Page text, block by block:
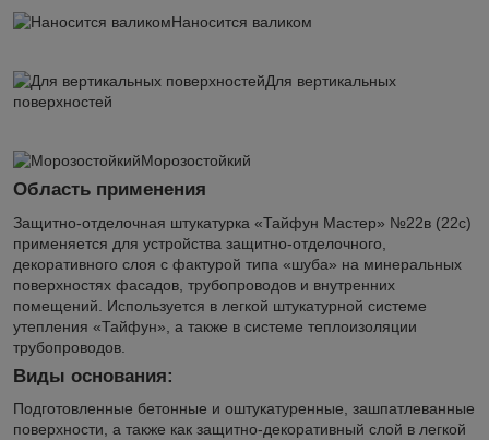
Наносится валиком
Для вертикальных
поверхностей
Морозостойкий
Область применения
Защитно-отделочная штукатурка «Тайфун Мастер» №22в (22с)
применяется для устройства защитно-отделочного,
декоративного слоя с фактурой типа «шуба» на минеральных
поверхностях фасадов, трубопроводов и внутренних
помещений. Используется в легкой штукатурной системе
утепления «Тайфун», а также в системе теплоизоляции
трубопроводов.
Виды основания:
Подготовленные бетонные и оштукатуренные, зашпатлеванные
поверхности, а также как защитно-декоративный слой в легкой